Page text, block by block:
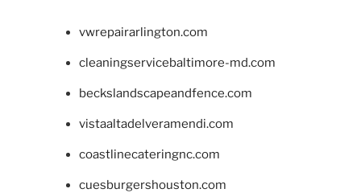
vwrepairarlington.com
cleaningservicebaltimore-md.com
beckslandscapeandfence.com
vistaaltadelveramendi.com
coastlinecateringnc.com
cuesburgershouston.com